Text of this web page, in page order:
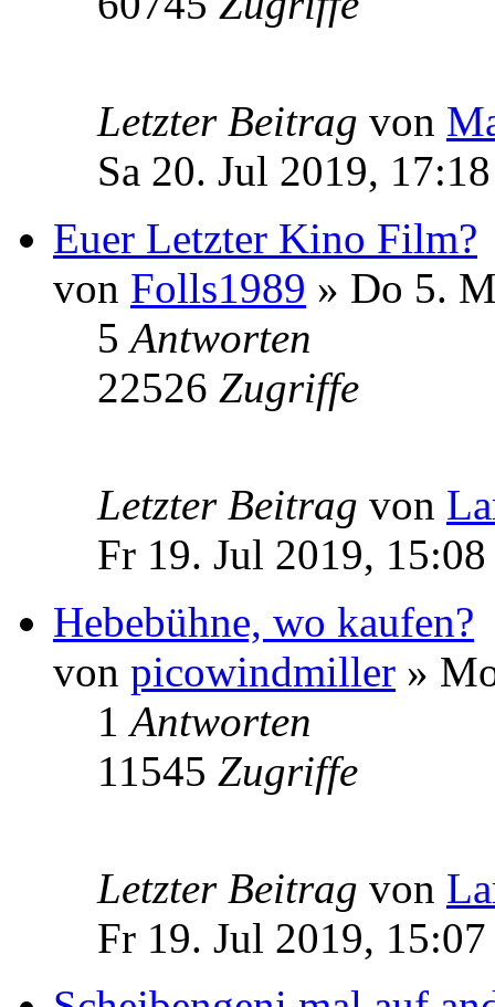
Letzter Beitrag von
Sa 20. Jul 2019, 17:18
Euer Letzter Kino Film?
von Folls1989 » Do 5.
5Antworten
22526 Zugriffe
Letzter Beitrag von
Fr 19. Jul 2019, 15:08
Hebebühne, wo kaufen?
von picowindmiller »
1Antworten
11545 Zugriffe
Letzter Beitrag von
Fr 19. Jul 2019, 15:07